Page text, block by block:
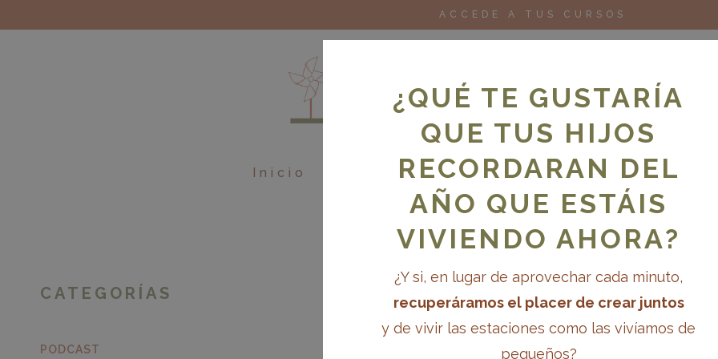
ACCEDE A TUS CURSOS
Inicio Cursos Para escuelas Blog
CATEGORÍAS
PODCAST
ESQUEMAS DE ACCIÓN:
IMPORTANTES Y CÓMO
¿QUÉ TE GUSTARÍA
QUE TUS HIJOS
RECORDARAN DEL
AÑO QUE ESTÁIS
VIVIENDO AHORA?
¿Y si, en lugar de aprovechar cada minuto,
recuperáramos el placer de crear juntos
y de vivir las estaciones como las vivíamos de
pequeños?